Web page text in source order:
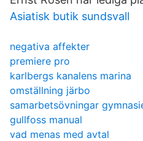
Asiatisk butik sundsvall
negativa affekter
premiere pro
karlbergs kanalens marina
omställning järbo
samarbetsövningar
gullfoss manual
vad menas med avtal